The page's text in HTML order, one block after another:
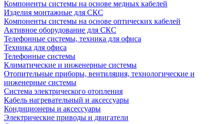
Компоненты системы на основе медных кабелей
Изделия монтажные для СКС
Компоненты системы на основе оптических кабелей
Активное оборудование для СКС
Телефонные системы, техника для офиса
Техника для офиса
Телефонные системы
Климатические и инженерные системы
Отопительные приборы, вентиляция, технологические и
инженерные системы
Система электрического отопления
Кабель нагревательный и аксессуары
Кондиционеры и аксессуары
Электрические приводы и двигатели